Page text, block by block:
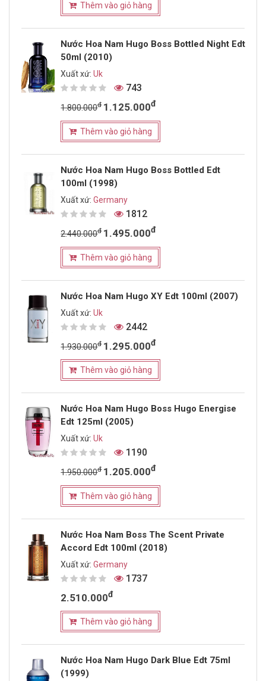
Thêm vào giỏ hàng
Nước Hoa Nam Hugo Boss Bottled Night Edt
50ml (2010)
Xuất xứ:Uk
743
1.800.000đ 1.125.000đ
Thêm vào giỏ hàng
Nước Hoa Nam Hugo Boss Bottled Edt
100ml (1998)
Xuất xứ:Germany
1812
2.440.000đ 1.495.000đ
Thêm vào giỏ hàng
Nước Hoa Nam Hugo XY Edt 100ml (2007)
Xuất xứ:Uk
2442
1.930.000đ 1.295.000đ
Thêm vào giỏ hàng
Nước Hoa Nam Hugo Boss Hugo Energise
Edt 125ml (2005)
Xuất xứ:Uk
1190
1.950.000đ 1.205.000đ
Thêm vào giỏ hàng
Nước Hoa Nam Boss The Scent Private
Accord Edt 100ml (2018)
Xuất xứ:Germany
1737
2.510.000đ
Thêm vào giỏ hàng
Nước Hoa Nam Hugo Dark Blue Edt 75ml
(1999)